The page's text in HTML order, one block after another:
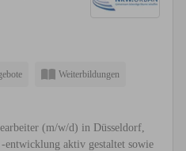
Weiterbildungen
(m/w/d) in Düsseldorf,
entwicklung aktiv gestaltet sowie